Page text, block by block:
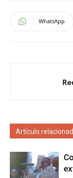
WhatsApp
Artículo